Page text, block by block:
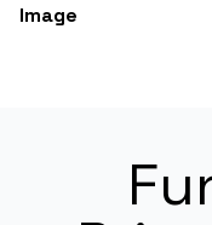
Image